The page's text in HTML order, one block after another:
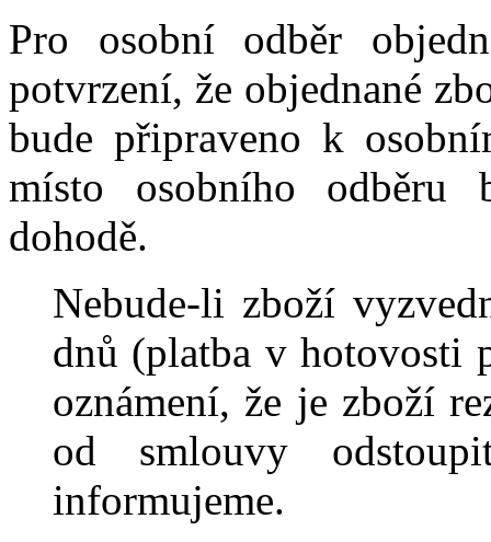
Pro osobní odběr
potvrzení, že objednané
bude připraveno k
místo osobního odběru
dohodě.
Nebude-li zboží
dnů (platba v hotovosti
oznámení, že je zboží
od smlouvy
informujeme.